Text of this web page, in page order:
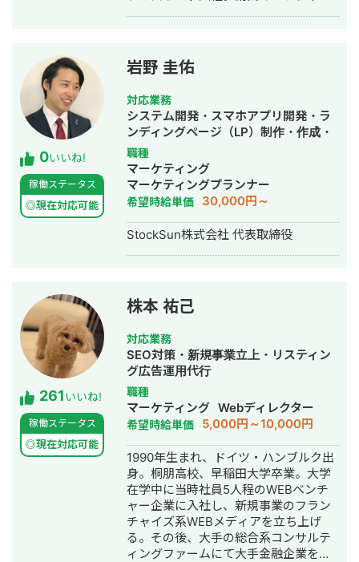
独立。 独立後はフリーランスとなり、
フロントエンドエンジニア兼総合Web
マーケターとして活動。現在はWebコ
ンサルティング会社を創設し、法人と
してStockSunに参画。
0いいね!
稼働ステータス
◎現在対応可能
岩野 圭佑
対応業務
システム開発・スマホアプリ開発・ラ
ンディングページ（LP）制作・作成・
Youtubeチャンネル運営代行・立ち上
げ・ECサイト構築・ネットショップ作
成代行・SEO対策・新規事業立上・
SNS運用代行・ホームページ制作・作
成・リスティング広告運用代行・動画
制作・動画編集
職種
マーケティング
マーケティングプランナー
希望時給単価 30,000円～
StockSun株式会社 代表取締役
261いいね!
稼働ステータス
◎現在対応可能
株本 祐己
対応業務
SEO対策・新規事業立上・リスティン
グ広告運用代行
職種
マーケティング Webディレクター
希望時給単価 5,000円～10,000円
1990年生まれ、ドイツ・ハンブルク出
身。桐朋高校、早稲田大学卒業。大学
在学中に当時社員5人程のWEBベンチ
ャー企業に入社し、新規事業のフラン
チャイズ系WEBメディアを立ち上げ
る。その後、大手の総合系コンサルテ
ィングファームにて大手金融企業を顧